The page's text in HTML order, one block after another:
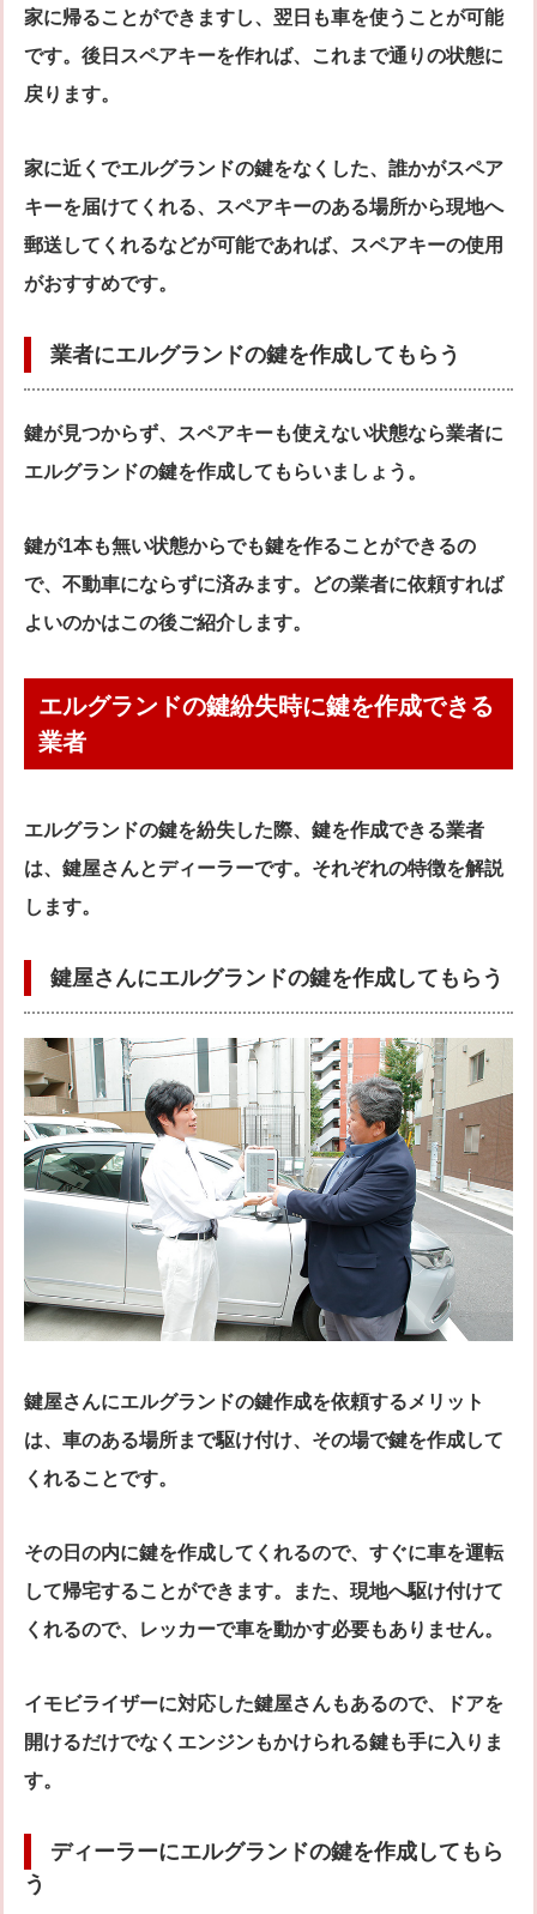
家に帰ることができますし、翌日も車を使うことが可能
です。後日スペアキーを作れば、これまで通りの状態に
戻ります。
家に近くでエルグランドの鍵をなくした、誰かがスペア
キーを届けてくれる、スペアキーのある場所から現地へ
郵送してくれるなどが可能であれば、スペアキーの使用
がおすすめです。
業者にエルグランドの鍵を作成してもらう
鍵が見つからず、スペアキーも使えない状態なら業者に
エルグランドの鍵を作成してもらいましょう。
鍵が1本も無い状態からでも鍵を作ることができるの
で、不動車にならずに済みます。どの業者に依頼すれば
よいのかはこの後ご紹介します。
エルグランドの鍵紛失時に鍵を作成できる
業者
エルグランドの鍵を紛失した際、鍵を作成できる業者
は、鍵屋さんとディーラーです。それぞれの特徴を解説
します。
鍵屋さんにエルグランドの鍵を作成してもらう
鍵屋さんにエルグランドの鍵作成を依頼するメリット
は、車のある場所まで駆け付け、その場で鍵を作成して
くれることです。
その日の内に鍵を作成してくれるので、すぐに車を運転
して帰宅することができます。また、現地へ駆け付けて
くれるので、レッカーで車を動かす必要もありません。
イモビライザーに対応した鍵屋さんもあるので、ドアを
開けるだけでなくエンジンもかけられる鍵も手に入りま
す。
ディーラーにエルグランドの鍵を作成してもら
う